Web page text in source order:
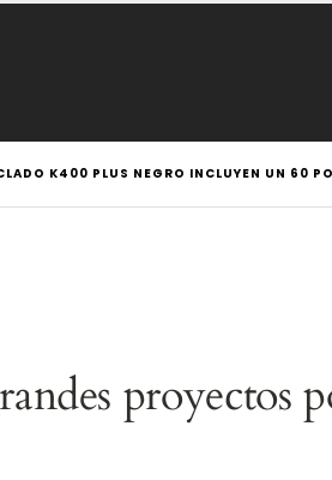
K400 PLUS NEGRO INCLUYEN UN 60
proyectos